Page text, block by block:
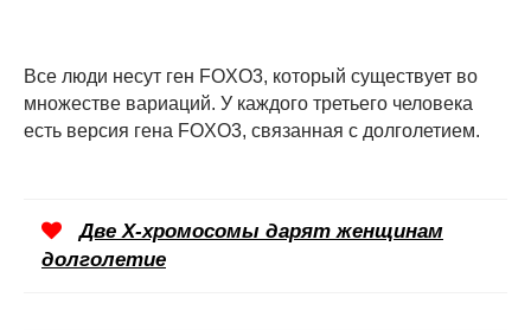
Все люди несут ген FOXO3, который существует во
множестве вариаций. У каждого третьего человека
есть версия гена FOXO3, связанная с долголетием.
Две Х-хромосомы дарят женщинам
долголетие